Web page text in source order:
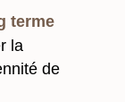
terme
la
de